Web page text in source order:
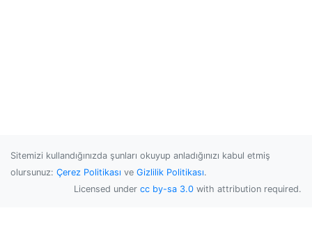
Sitemizi kullandığınızda şunları okuyup anladığınızı kabul etmiş
olursunuz: Çerez Politikası ve Gizlilik Politikası.
Licensed under cc by-sa 3.0 with attribution required.